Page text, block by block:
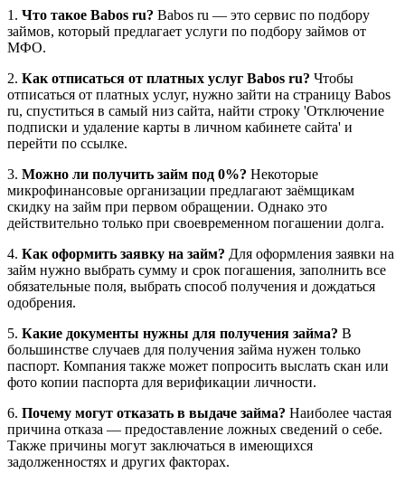
1. Что такое Babos ru? Babos ru — это сервис по подбору
займов, который предлагает услуги по подбору займов от
МФО.
2. Как отписаться от платных услуг Babos ru? Чтобы
отписаться от платных услуг, нужно зайти на страницу Babos
ru, спуститься в самый низ сайта, найти строку 'Отключение
подписки и удаление карты в личном кабинете сайта' и
перейти по ссылке.
3. Можно ли получить займ под 0%? Некоторые
микрофинансовые организации предлагают заёмщикам
скидку на займ при первом обращении. Однако это
действительно только при своевременном погашении долга.
4. Как оформить заявку на займ? Для оформления заявки на
займ нужно выбрать сумму и срок погашения, заполнить все
обязательные поля, выбрать способ получения и дождаться
одобрения.
5. Какие документы нужны для получения займа? В
большинстве случаев для получения займа нужен только
паспорт. Компания также может попросить выслать скан или
фото копии паспорта для верификации личности.
6. Почему могут отказать в выдаче займа? Наиболее частая
причина отказа — предоставление ложных сведений о себе.
Также причины могут заключаться в имеющихся
задолженностях и других факторах.